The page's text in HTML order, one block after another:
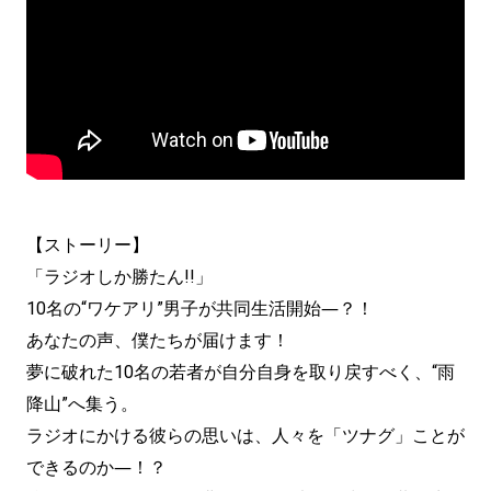
【ストーリー】
「ラジオしか勝たん!!」
10名の“ワケアリ”男子が共同生活開始―？！
あなたの声、僕たちが届けます！
夢に破れた10名の若者が自分自身を取り戻すべく、“雨
降山”へ集う。
ラジオにかける彼らの思いは、人々を「ツナグ」ことが
できるのか―！？